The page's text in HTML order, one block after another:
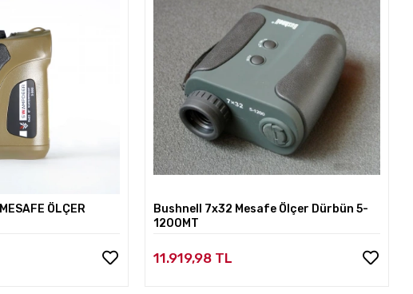
ÖLÇER
Bushnell 7x32 Mesafe Ölçer Dürbün 5-
1200MT
11.919,98 TL